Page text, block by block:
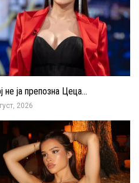
ја препозна Цеца...
2026